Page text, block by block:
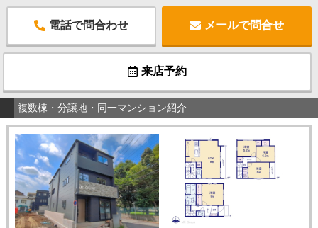
電話で問合わせ メールで問合せ
来店予約
複数棟・分譲地・同一マンション紹介